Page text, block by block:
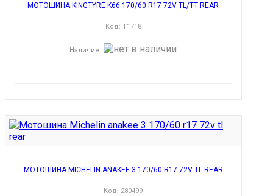
МОТОШИНА KINGTYRE K66 170/60 R17 72V TL/TT REAR
Код: T1718
Наличие:
МОТОШИНА MICHELIN ANAKEE 3 170/60 R17 72V TL REAR
Код: 280499